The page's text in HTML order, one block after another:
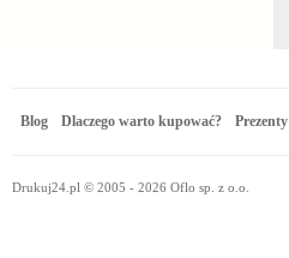
Blog Dlaczego warto kupować? Prezenty
Drukuj24.pl © 2005 - 2026 Oflo sp. z o.o.